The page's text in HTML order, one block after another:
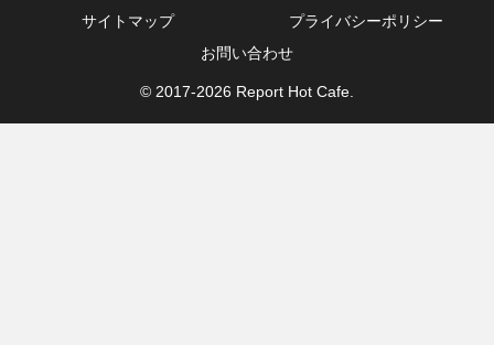
サイトマップ
プライバシーポリシー
お問い合わせ
© 2017-2026 Report Hot Cafe.